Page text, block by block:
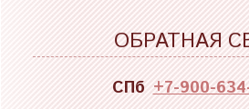
ОБРАТНАЯ
СПб +7-900-